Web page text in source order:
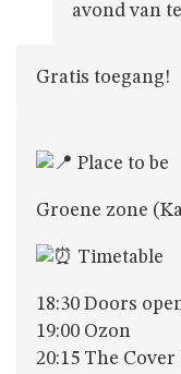
avond van
Gratis toegang!
Place to be
Groene zone
Timetable
18:30 Doors
19:00 Ozon
20:15 The